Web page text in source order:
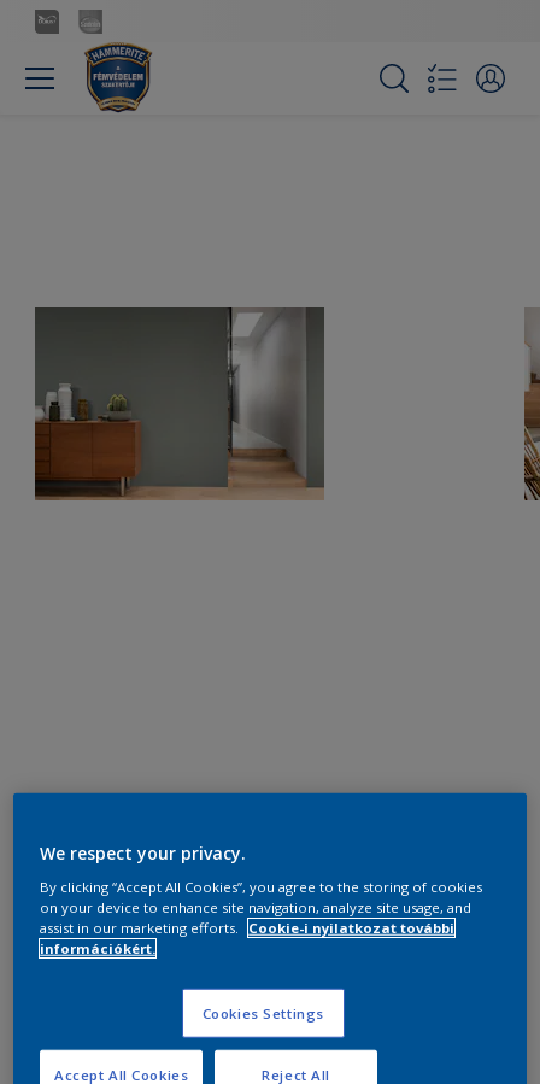
We respect your privacy.
By clicking “Accept All Cookies”, you agree to the storing of cookies
on your device to enhance site navigation, analyze site usage, and
assist in our marketing efforts.
Cookie-i nyilatkozat további
információkért.
Cookies Settings
Reject All
Accept All Cookies